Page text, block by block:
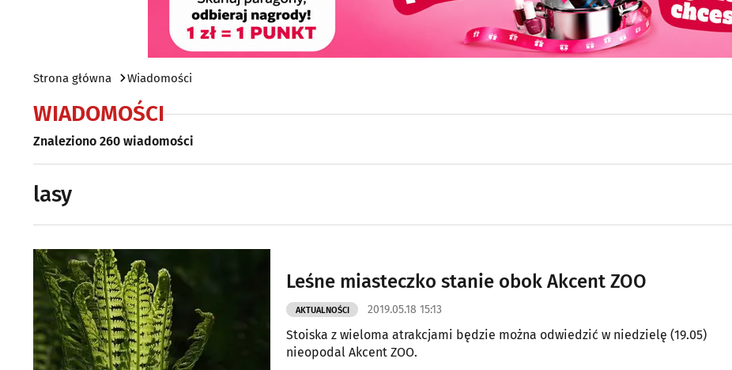
Strona główna Wiadomości
WIADOMOŚCI
Znaleziono 260 wiadomości
lasy
Leśne miasteczko stanie obok Akcent ZOO
AKTUALNOŚCI 2019.05.18 15:13
Stoiska z wieloma atrakcjami będzie można odwiedzić w niedzielę (19.05)
nieopodal Akcent ZOO.